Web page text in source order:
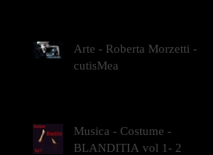
Arte - Roberta Morzetti -
cutisMea
Musica - Costume -
BLANDITIA vol 1- 2